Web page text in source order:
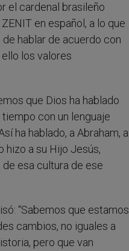
el cardenal brasileño
en español, a lo que
hablar de acuerdo con
los valores
que Dios ha hablado
con un lenguaje
ha hablado, a Abraham, a
hizo a su Hijo Jesús,
esa cultura de ese
“Sabemos que estamos
cambios, no iguales a
pero que van